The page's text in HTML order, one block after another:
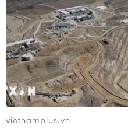
vietnamplus.vn